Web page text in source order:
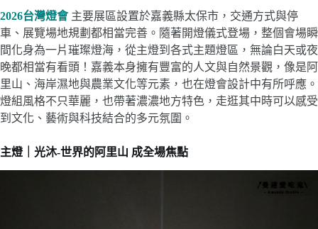
2026台灣燈會主要展區設置於嘉義縣太保市，交通方式與停
車、展覽場地規劃都相當完善。隨著開燈儀式登場，整個會場瞬
間化身為一片璀璨燈海，從主燈到各式主題燈區，無論白天或夜
晚都相當有看頭！嘉義本身擁有豐富的人文與自然景觀，像是阿
里山、海岸濕地與農業文化等元素，也在燈會設計中有所呼應。
燈組風格不只華麗，也帶著濃濃地方特色，走逛其中時可以感受
到文化、藝術與科技結合的多元氛圍。
主燈｜光沐-世界的阿里山 成全場焦點